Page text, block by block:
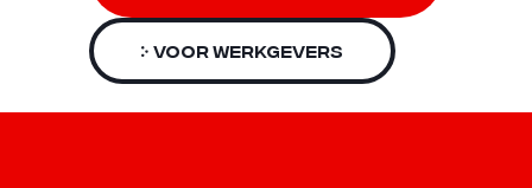
Voor werkgevers